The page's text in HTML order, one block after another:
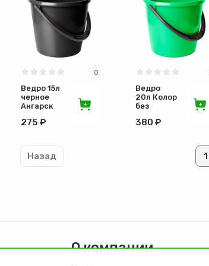
0
Ведро 15л
черное
Ангарск
275 ₽
Ведро
20л Колор
без
Ангарск
380 ₽
Назад 1
О компании